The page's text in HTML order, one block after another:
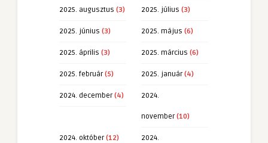
2025. augusztus (3) 2025. július (3)
2025. június (3) 2025. május (6)
2025. április (3) 2025. március (6)
2025. február(5) 2025. január(4)
2024. december(4) 2024.
november(10)
2024. október(12) 2024.